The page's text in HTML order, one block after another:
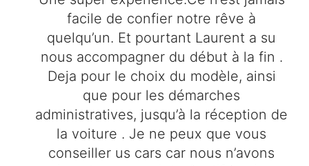
facile de confier notre rêve à
quelqu’un. Et pourtant Laurent a su
nous accompagner du début à la fin .
Deja pour le choix du modèle, ainsi
que pour les démarches
administratives, jusqu’à la réception de
la voiture . Je ne peux que vous
conseiller us cars car nous n’avons